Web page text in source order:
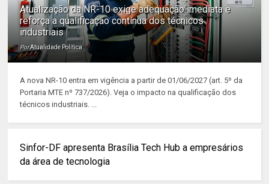
Atualização da NR-10 exige adequação imediata e
reforça a qualificação contínua dos técnicos
industriais
PorAtualidade Política
A nova NR-10 entra em vigência a partir de 01/06/2027 (art. 5º da
Portaria MTE nº 737/2026). Veja o impacto na qualificação dos
técnicos industriais. ...
Sinfor-DF apresenta Brasília Tech Hub a empresários
da área de tecnologia